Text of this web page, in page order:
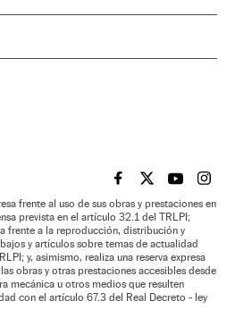
EL PAÍS BRASIL EN
EL PAÍSEL PAÍS
EL
frente al uso de sus obras y prestaciones en
prevista en el artículo 32.1 del TRLPI;
frente a la reproducción, distribución y
y artículos sobre temas de actualidad
y, asimismo, realiza una reserva expresa
obras y otras prestaciones accesibles desde
mecánica u otros medios que resulten
con el artículo 67.3 del Real Decreto - ley